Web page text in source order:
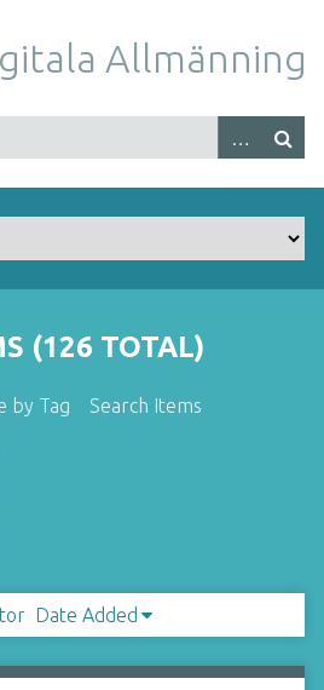
Allmänning
(126 TOTAL)
by Tag Search Items
Date Added